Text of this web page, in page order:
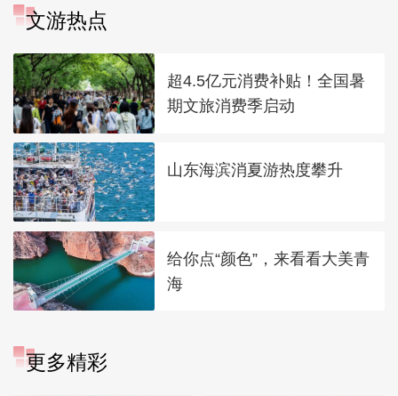
文游热点
超4.5亿元消费补贴！全国暑
期文旅消费季启动
山东海滨消夏游热度攀升
给你点“颜色”，来看看大美青
海
更多精彩